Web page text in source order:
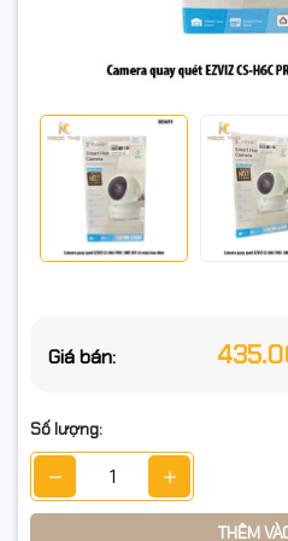
Giá bán:
Số lượng:
THÊM
Chất liệu: Nhựa ABS cao cấp
Nguồn: DC 5V – 1A
Lắp đặt: Trong nhà – để bàn,
✔ Hình ảnh 3MP siêu nét – xem
✔ Quan sát có màu ban đêm –
✔ Theo dõi chuyển động người